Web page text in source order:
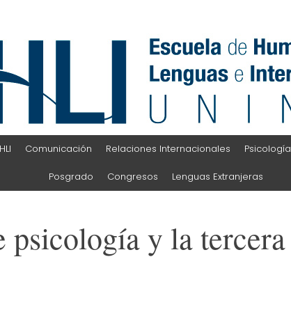
Comunicación Relaciones Internacionales Psicología
Posgrado Congresos Lenguas Extranjeras
psicología y la tercera